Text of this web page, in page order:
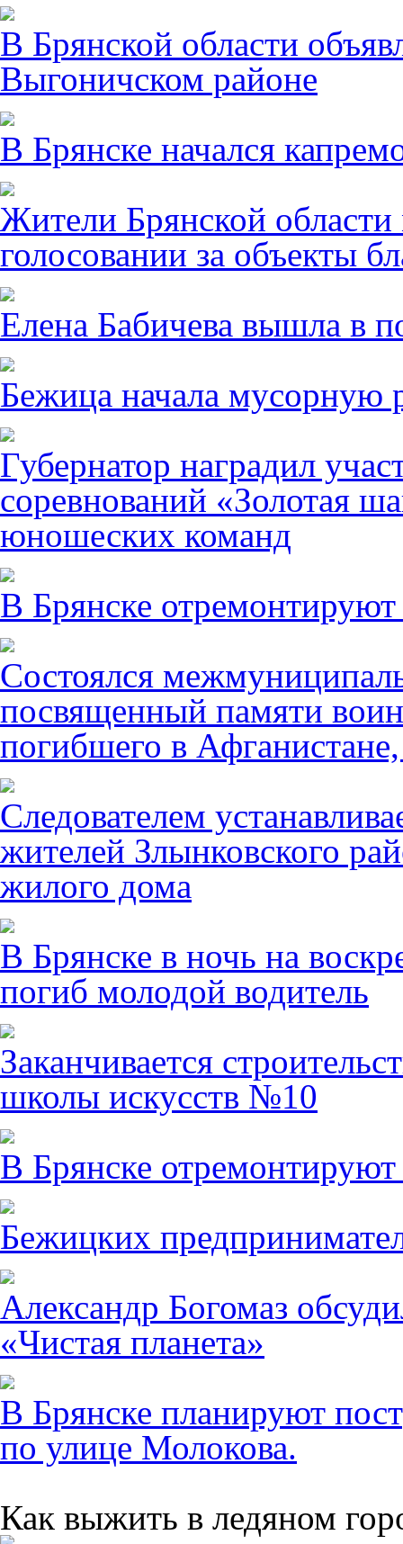
В Брянской области
Выгоничском районе
В Брянске начался
Жители Брянской области
голосовании за объекты
Елена Бабичева вышла в
Бежица начала мусорную
Губернатор наградил
соревнований «Золотая
юношеских команд
В Брянске
Состоялся
посвященный памяти
погибшего в
Следователем
жителей Злынковского
жилого дома
В Брянске в ночь на
погиб молодой водитель
Заканчивается
школы искусств №10
В Брянске
Бежицких
Александр Богомаз
«Чистая планета»
В Брянске планируют
по улице Молокова.
Как выжить в ледяном